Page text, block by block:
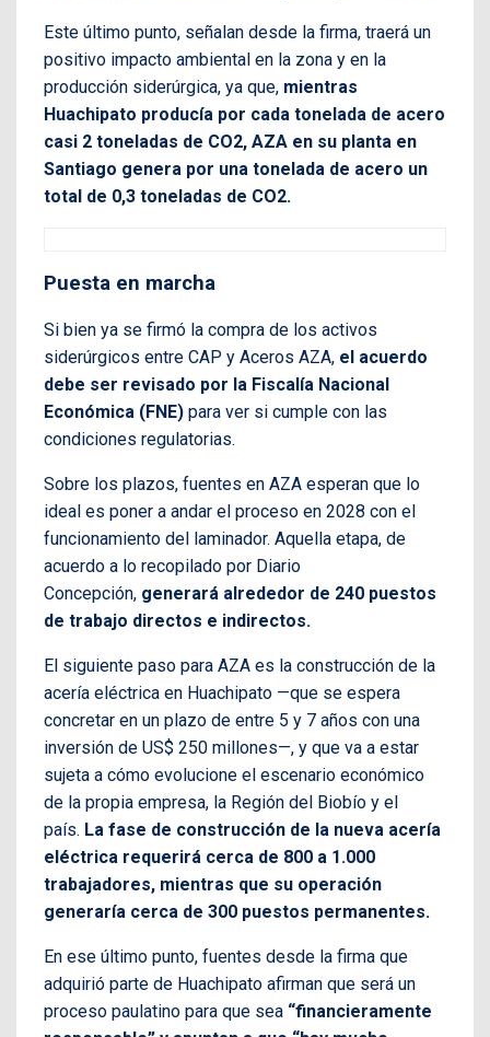
Este último punto, señalan desde la firma, traerá un
positivo impacto ambiental en la zona y en la
producción siderúrgica, ya que, mientras
Huachipato producía por cada tonelada de acero
casi 2 toneladas de CO2, AZA en su planta en
Santiago genera por una tonelada de acero un
total de 0,3 toneladas de CO2.
Puesta en marcha
Si bien ya se firmó la compra de los activos
siderúrgicos entre CAP y Aceros AZA, el acuerdo
debe ser revisado por la Fiscalía Nacional
Económica (FNE) para ver si cumple con las
condiciones regulatorias.
Sobre los plazos, fuentes en AZA esperan que lo
ideal es poner a andar el proceso en 2028 con el
funcionamiento del laminador. Aquella etapa, de
acuerdo a lo recopilado por Diario
Concepción, generará alrededor de 240 puestos
de trabajo directos e indirectos.
El siguiente paso para AZA es la construcción de la
acería eléctrica en Huachipato —que se espera
concretar en un plazo de entre 5 y 7 años con una
inversión de US$ 250 millones—, y que va a estar
sujeta a cómo evolucione el escenario económico
de la propia empresa, la Región del Biobío y el
país. La fase de construcción de la nueva acería
eléctrica requerirá cerca de 800 a 1.000
trabajadores, mientras que su operación
generaría cerca de 300 puestos permanentes.
En ese último punto, fuentes desde la firma que
adquirió parte de Huachipato afirman que será un
proceso paulatino para que sea “financieramente